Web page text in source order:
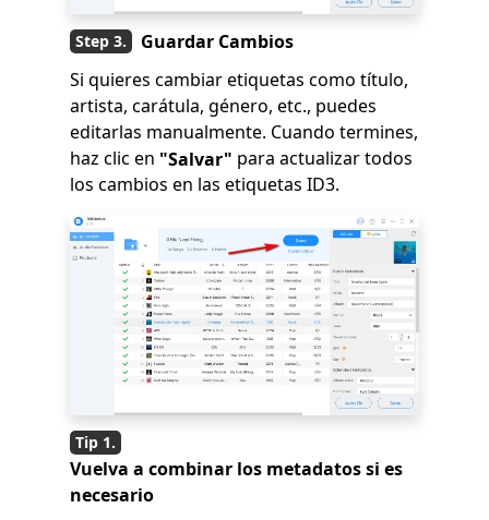
Guardar Cambios
Si quieres cambiar etiquetas como título,
artista, carátula, género, etc., puedes
editarlas manualmente. Cuando termines,
haz clic en "Salvar" para actualizar todos
los cambios en las etiquetas ID3.
Vuelva a combinar los metadatos si es
necesario